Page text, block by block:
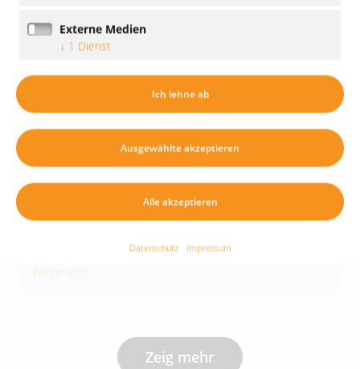
Gemeinsam mit unserem Wangener Büro haben
wir Schlachtianer uns am mittig liegenden
Bürostandort in Dabetsweiler getroffen. Mit einer
Mehr info
Zeig mehr
Externe Medien
↓ 1 Dienst
Ich lehne ab
Ausgewählte akzeptieren
Alle akzeptieren
Datenschutz Impressum